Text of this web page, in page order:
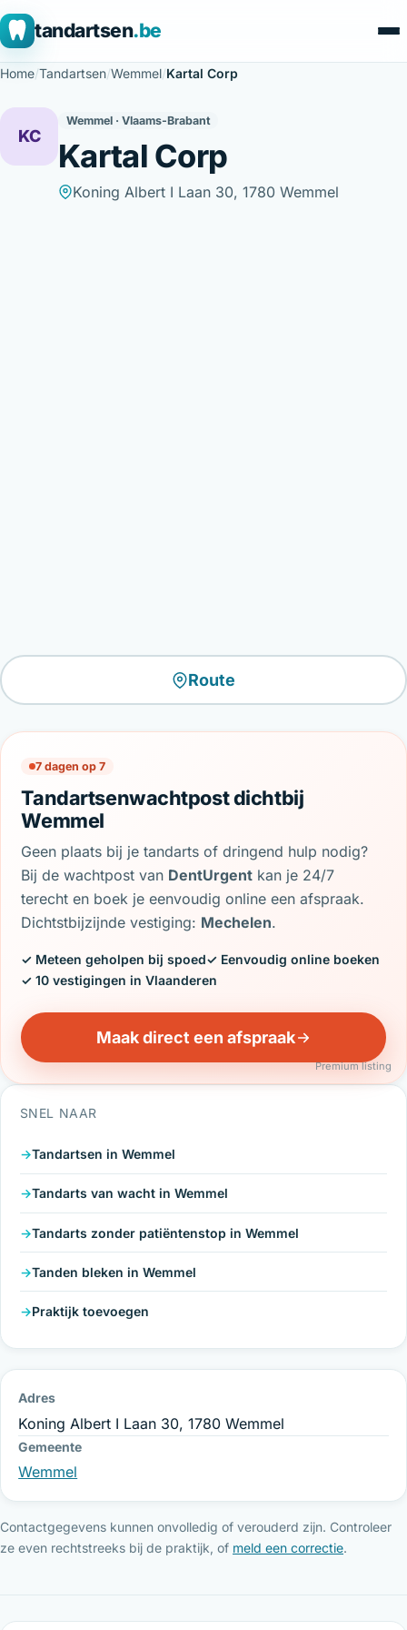
tandartsen.be
Home/Tandartsen/Wemmel/Kartal Corp
KC
Wemmel · Vlaams-Brabant
Kartal Corp
Koning Albert I Laan 30, 1780 Wemmel
Route
7 dagen op 7
Tandartsenwachtpost dichtbij
Wemmel
Geen plaats bij je tandarts of dringend hulp nodig?
Bij de wachtpost van DentUrgent kan je 24/7
terecht en boek je eenvoudig online een afspraak.
Dichtstbijzijnde vestiging: Mechelen.
✓ Meteen geholpen bij spoed✓ Eenvoudig online boeken
✓ 10 vestigingen in Vlaanderen
Maak direct een afspraak
Premium listing
SNEL NAAR
Tandartsen in Wemmel
Tandarts van wacht in Wemmel
Tandarts zonder patiëntenstop in Wemmel
Tanden bleken in Wemmel
Praktijk toevoegen
Adres
Koning Albert I Laan 30, 1780 Wemmel
Gemeente
Wemmel
Contactgegevens kunnen onvolledig of verouderd zijn. Controleer
ze even rechtstreeks bij de praktijk, of meld een correctie.